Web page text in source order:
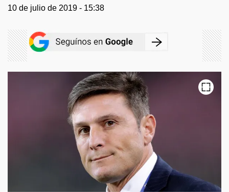
10 de julio de 2019 - 15:38